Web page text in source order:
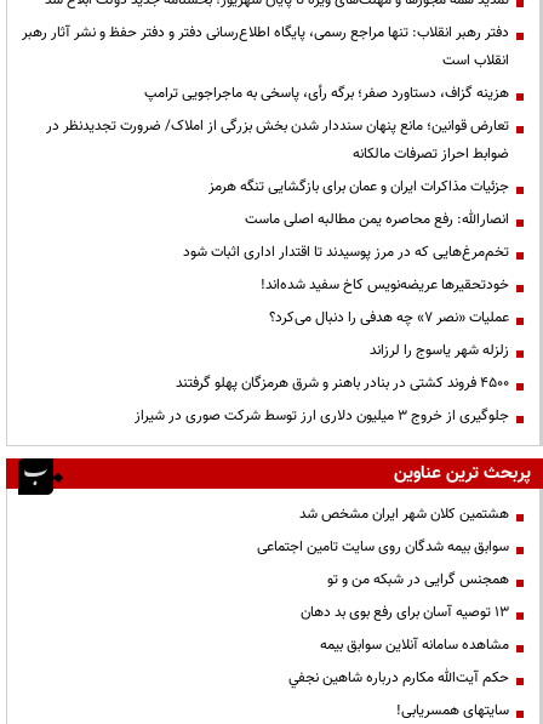
دفتر رهبر انقلاب: تنها مراجع رسمی، پایگاه اطلاع‌رسانی دفتر و دفتر حفظ و نشر آثار رهبر
انقلاب است
هزینه گزاف، دستاورد صفر؛ برگه رأی، پاسخی به ماجراجویی ترامپ
تعارض قوانین؛ مانع پنهان سنددار شدن بخش بزرگی از املاک/ ضرورت تجدیدنظر در
ضوابط احراز تصرفات مالکانه
جزئیات مذاکرات ایران و عمان برای بازگشایی تنگه هرمز
انصارالله: رفع محاصره یمن مطالبه اصلی ماست
تخم‌مرغ‌هایی که در مرز پوسیدند تا اقتدار اداری اثبات شود
خودتحقیرها عریضه‌نویس کاخ سفید شده‌اند!
عملیات «نصر ۷» چه هدفی را دنبال می‌کرد؟
زلزله شهر یاسوج را لرزاند
۴۵۰۰ فروند کشتی در بنادر باهنر و شرق هرمزگان پهلو گرفتند
جلوگیری از خروج ۳ میلیون دلاری ارز توسط شرکت صوری در شیراز
پربحث ترین عناوین
هشتمین کلان شهر ایران مشخص شد
سوابق بیمه شدگان روی سایت تامین اجتماعی
همجنس گرایی در شبکه من و تو
13 توصیه آسان برای رفع بوی بد دهان
مشاهده سامانه آنلاين سوابق بیمه
حكم آيت‌الله مكارم درباره شاهين نجفي
سایتهای همسریابی!